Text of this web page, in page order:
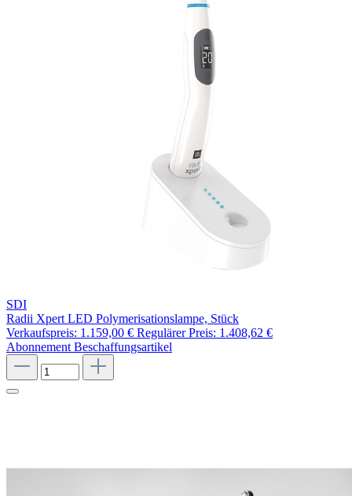
SDI
Radii Xpert LED Polymerisationslampe, Stück
Verkaufspreis: 1.159,00 € Regulärer Preis: 1.408,62 €
Abonnement Beschaffungsartikel